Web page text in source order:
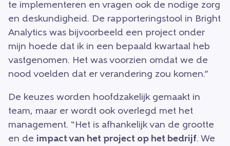
te implementeren en vragen ook de nodige zorg
en deskundigheid. De rapporteringstool in Bright
Analytics was bijvoorbeeld een project onder
mijn hoede dat ik in een bepaald kwartaal heb
vastgenomen. Het was voorzien omdat we de
nood voelden dat er verandering zou komen.”
De keuzes worden hoofdzakelijk gemaakt in
team, maar er wordt ook overlegd met het
management. “Het is afhankelijk van de grootte
en de impact van het project op het bedrijf. We